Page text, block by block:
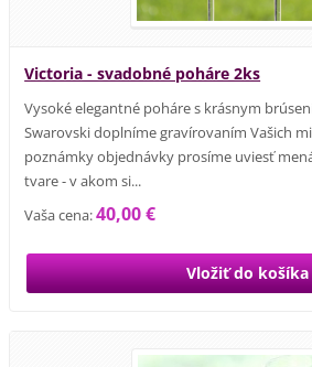
Victoria - svadobné poháre 2ks
Vysoké elegantné poháre s krásnym
Swarovski doplníme gravírovaním Vašich
poznámky objednávky prosíme uviesť
tvare - v akom si...
Vaša cena:40,00 €